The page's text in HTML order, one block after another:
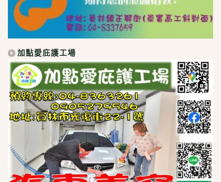
加點愛庇護工場